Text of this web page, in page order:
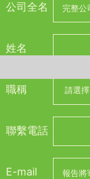
公司全名
姓名
職稱
聯繫電話
E-mail